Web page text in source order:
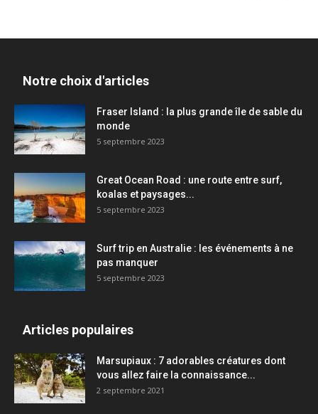
Notre choix d'articles
Fraser Island : la plus grande île de sable du
monde
5 septembre 2023
Great Ocean Road : une route entre surf,
koalas et paysages...
5 septembre 2023
Surf trip en Australie : les événements à ne
pas manquer
5 septembre 2023
Articles populaires
Marsupiaux : 7 adorables créatures dont
vous allez faire la connaissance...
2 septembre 2021